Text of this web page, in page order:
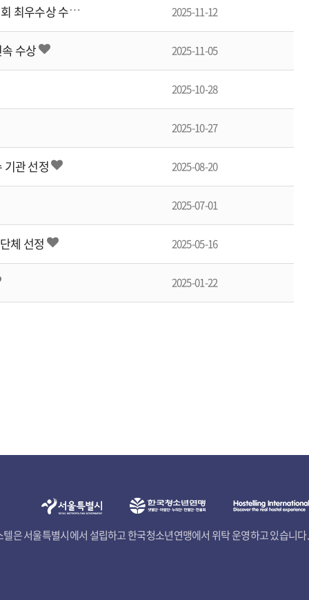
[
보도자료] 하이서울유스호스텔 유스굿윌가이드, 2025년 제26회 서울청소년자원봉사대회 최우수상 수상 2025-11-12
수상 2025-11-05
2025-10-28
2025-10-27
기관 선정 2025-08-20
2025-07-01
체 선정 2025-05-16
2025-01-22
은 서울특별시에서 설립하고 한국청소년연맹에서 위탁 운영하고 있습니다.